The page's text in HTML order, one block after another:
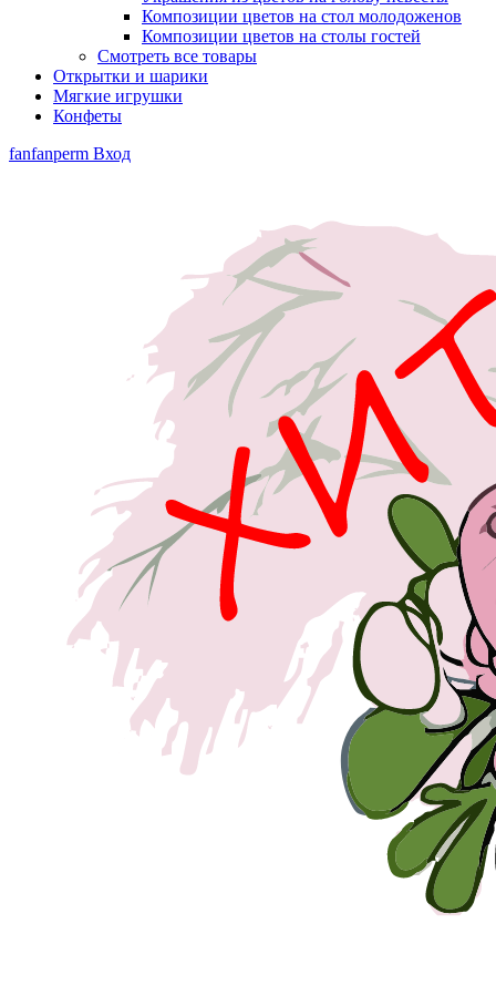
Композиции цветов на стол молодоженов
Композиции цветов на столы гостей
Смотреть все товары
Открытки и шарики
Мягкие игрушки
Конфеты
fanfanperm Вход